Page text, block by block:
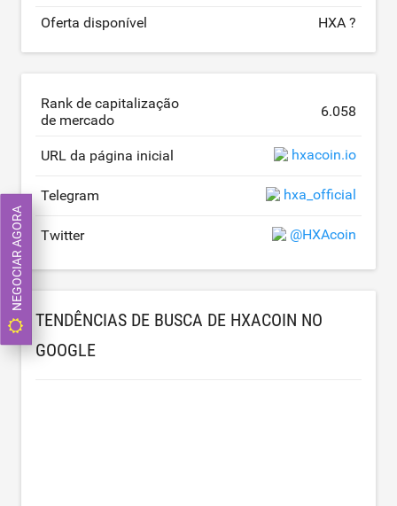
Oferta disponível HXA ?
Rank de capitalização
de mercado
6.058
URL da página inicial hxacoin.io
Telegram hxa_official
Twitter @HXAcoin
TENDÊNCIAS DE BUSCA DE HXACOIN NO
GOOGLE
NEGOCIAR AGORA